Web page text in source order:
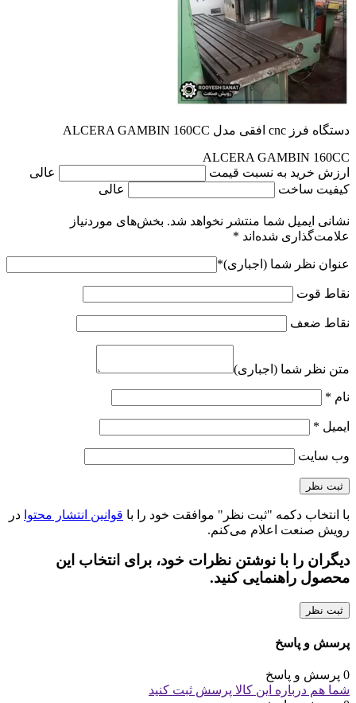
دستگاه فرز cnc افقی مدل ALCERA GAMBIN 160CC
ALCERA GAMBIN 160CC
ارزش خرید به نسبت قیمت
عالی
کیفیت ساخت
عالی
نشانی ایمیل شما منتشر نخواهد شد. بخش‌های موردنیاز
علامت‌گذاری شده‌اند *
عنوان نظر شما (اجباری)*
نقاط قوت
نقاط ضعف
متن نظر شما (اجباری)
نام *
ایمیل *
وب‌ سایت
با انتخاب دکمه "ثبت نظر" موافقت خود را با قوانین انتشار محتوا در
رویش صنعت اعلام می‌کنم.
دیگران را با نوشتن نظرات خود، برای انتخاب این
محصول راهنمایی کنید.
ثبت نظر
پرسش و پاسخ
0 پرسش و پاسخ
شما هم درباره این کالا پرسش ثبت کنید